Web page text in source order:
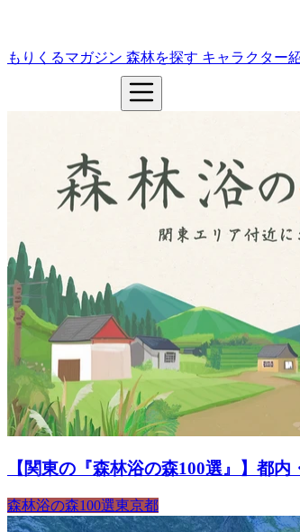
もりくるマガジン 森林を探す キャラクター
【関東の『森林浴の森100選』】都
森林浴の森100選東京都